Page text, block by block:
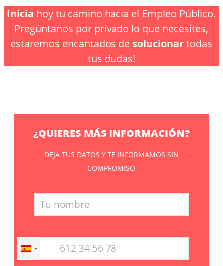
Inicia hoy tu camino hacia el Empleo Público.
Pregúntanos por privado lo que necesites,
estaremos encantados de solucionartodas
tus dudas!
¿QUIERES MÁS INFORMACIÓN?
DEJA TUS DATOS Y TE INFORMAMOS SIN
COMPROMISO